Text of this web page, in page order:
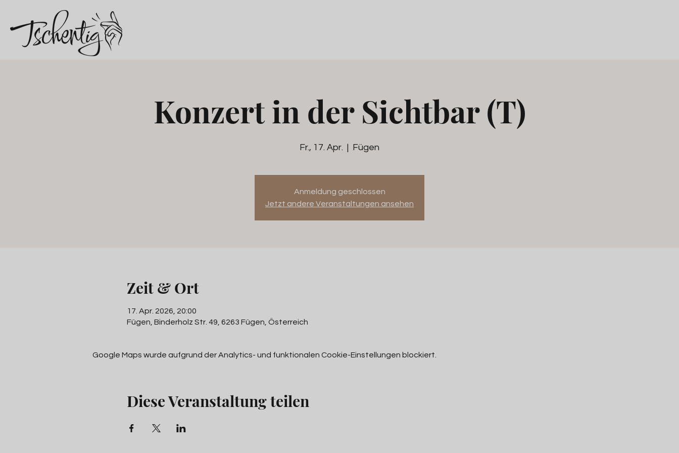
Konzert in der Sichtbar (T)
Fr., 17. Apr.
  |
Fügen
Anmeldung geschlossen
Jetzt andere Veranstaltungen ansehen
Zeit & Ort
17. Apr. 2026, 20:00
Fügen, Binderholz Str. 49, 6263 Fügen, Österreich
Google Maps wurde aufgrund der Analytics- und funktionalen Cookie-Einstellungen blockiert.
Diese Veranstaltung teilen